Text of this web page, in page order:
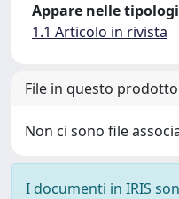
Appare nelle
1.1 Articolo in rivista
File in questo
Non ci sono file
I documenti in IRIS